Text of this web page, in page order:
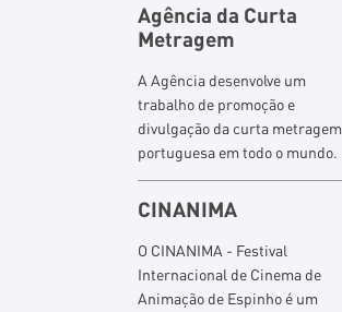
Agência da Curta
Metragem
A Agência desenvolve um
trabalho de promoção e
divulgação da curta metragem
portuguesa em todo o mundo.
CINANIMA
O CINANIMA - Festival
Internacional de Cinema de
Animação de Espinho é um